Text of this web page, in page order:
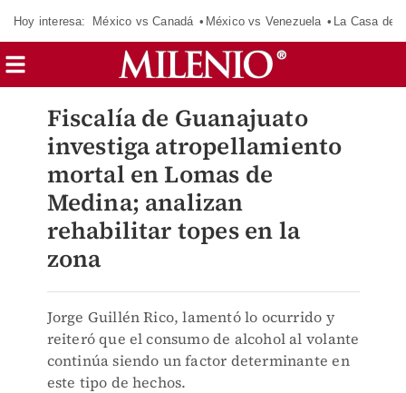
Hoy interesa: México vs Canadá México vs Venezuela La Casa de
Fiscalía de Guanajuato
investiga atropellamiento
mortal en Lomas de
Medina; analizan
rehabilitar topes en la
zona
Jorge Guillén Rico, lamentó lo ocurrido y
reiteró que el consumo de alcohol al volante
continúa siendo un factor determinante en
este tipo de hechos.